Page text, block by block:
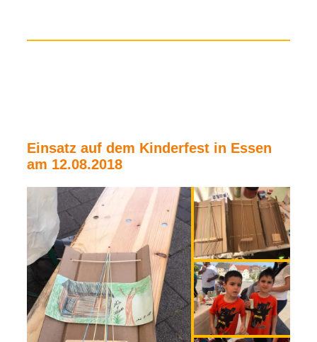
Einsatz auf dem Kinderfest in Essen
am 12.08.2018